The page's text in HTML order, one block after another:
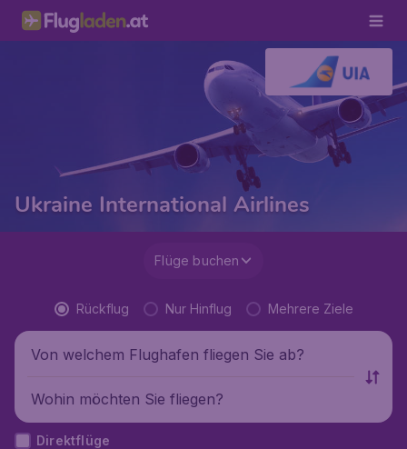
Ukraine International Airlines
Flüge buchen
Rückflug Nur Hinflug Mehrere Ziele
Von welchem Flughafen fliegen Sie ab?
Wohin möchten Sie fliegen?
Direktflüge